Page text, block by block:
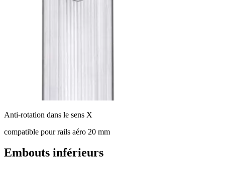
Anti-rotation dans le sens X
compatible pour rails aéro 20 mm
Embouts inférieurs